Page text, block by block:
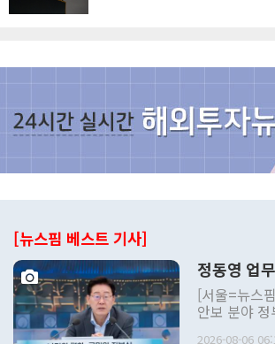
[뉴스핌 베스트 기사]
정동영 업
[서울=뉴스
안보 분야
2026-08-06